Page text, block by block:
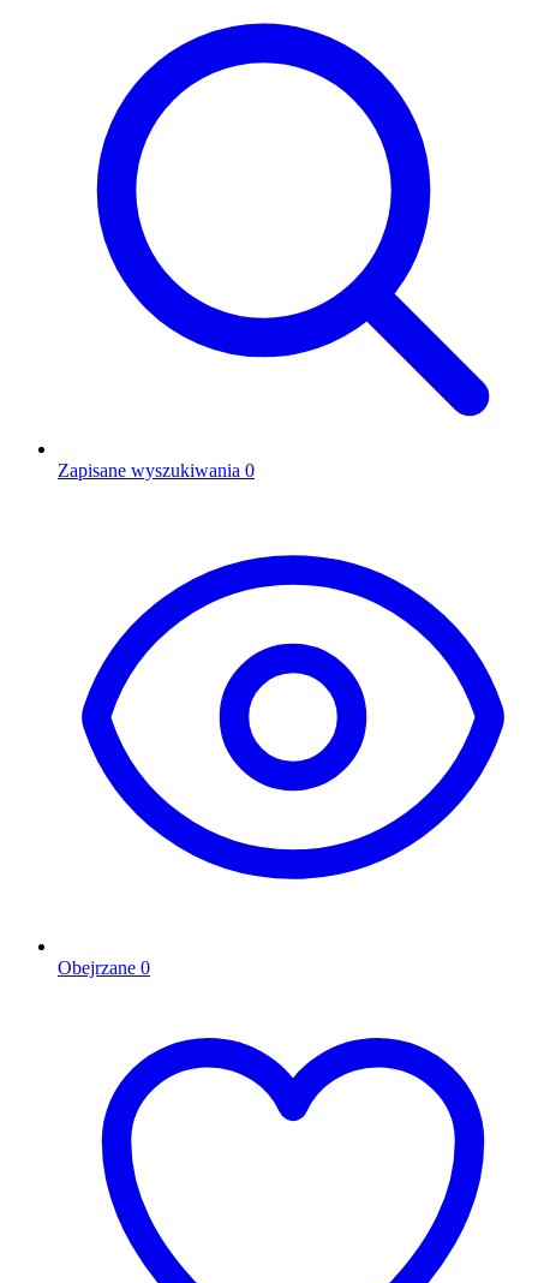
Zapisane wyszukiwania 0
Obejrzane 0